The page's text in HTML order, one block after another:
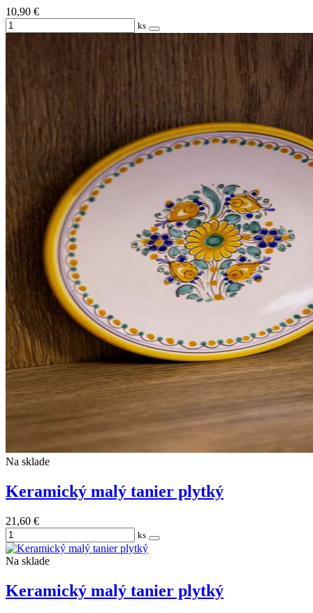
10,90 €
ks
Na sklade
Keramický malý tanier plytký
21,60 €
ks
Na sklade
Keramický malý tanier plytký